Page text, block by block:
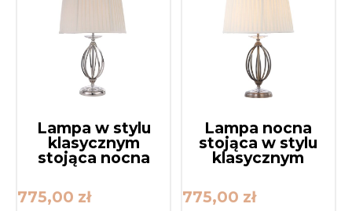
Lampa w stylu
klasycznym
stojąca nocna
775,00 zł
Lampa nocna
stojąca w stylu
klasycznym
775,00 zł